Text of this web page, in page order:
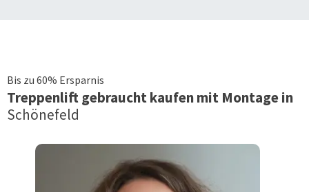
Bis zu 60% Ersparnis
Treppenliftgebraucht kaufen mit Montage in
Schönefeld